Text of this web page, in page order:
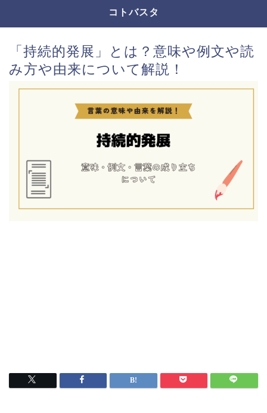
コトバスタ
「持続的発展」とは？意味や例文や読
み方や由来について解説！